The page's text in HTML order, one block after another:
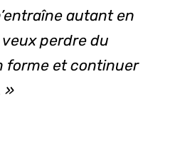
autant en
perdre du
forme et continuer
»